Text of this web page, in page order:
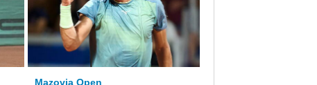
Mazovia Open